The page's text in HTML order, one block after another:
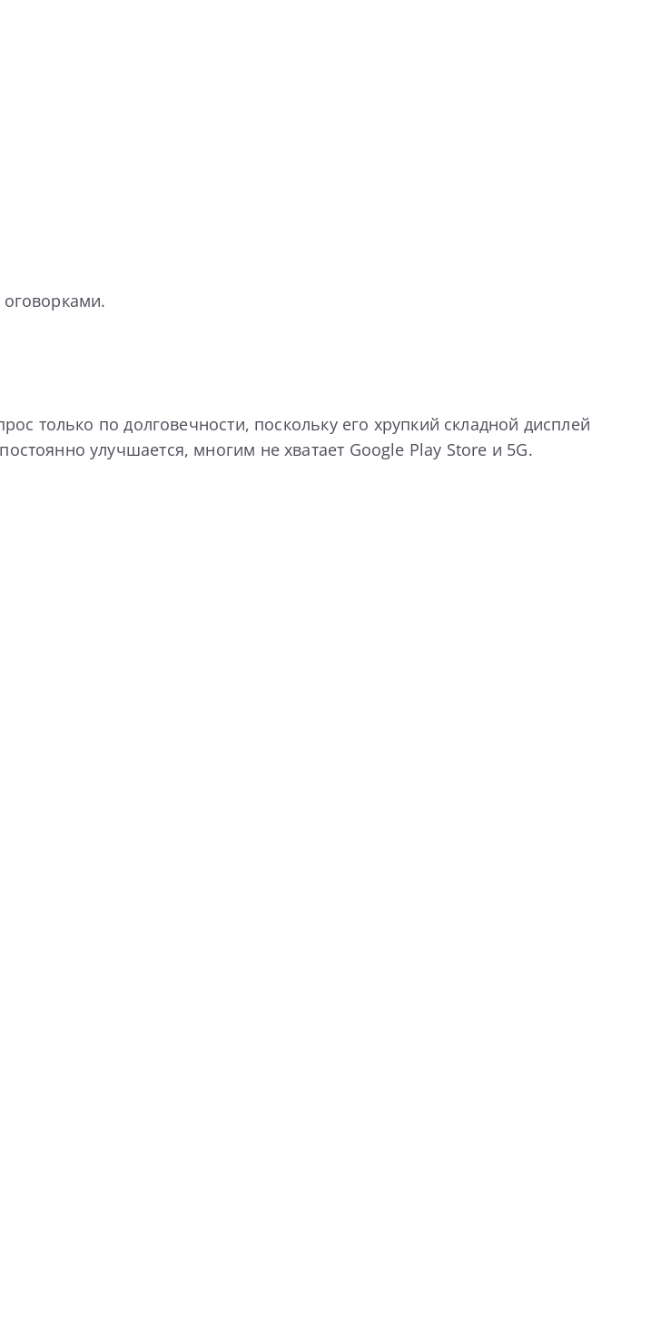
только по долговечности, поскольку его хрупкий складной дисплей
улучшается, многим не хватает Google Play Store и 5G.